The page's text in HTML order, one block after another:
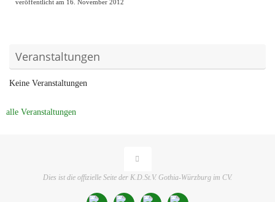
veröffentlicht am 16. November 2012
Veranstaltungen
Keine Veranstaltungen
alle Veranstaltungen
Dies ist die offizielle Seite der K.D.St.V. Gothia-Würzburg im CV.